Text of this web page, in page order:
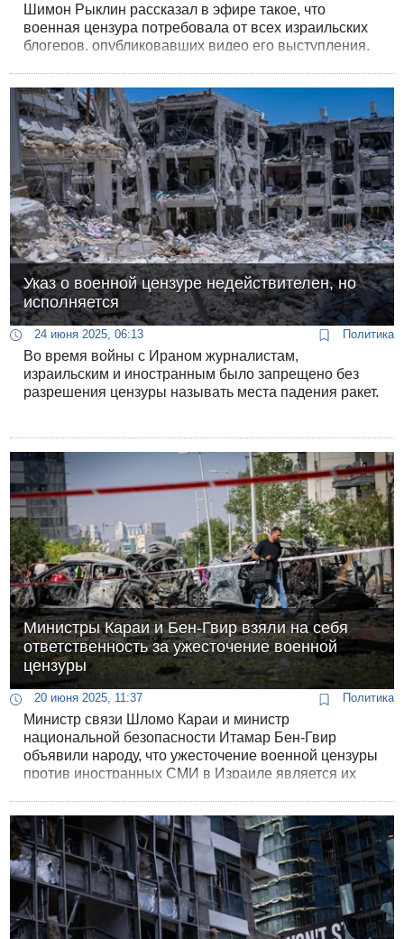
Шимон Рыклин рассказал в эфире такое, что
военная цензура потребовала от всех израильских
блогеров, опубликовавших видео его выступления,
Указ о военной цензуре недействителен, но
исполняется
24 июня 2025, 06:13 Политика
Во время войны с Ираном журналистам,
израильским и иностранным было запрещено без
разрешения цензуры называть места падения ракет.
Министры Караи и Бен-Гвир взяли на себя
ответственность за ужесточение военной
цензуры
20 июня 2025, 11:37 Политика
Министр связи Шломо Караи и министр
национальной безопасности Итамар Бен-Гвир
объявили народу, что ужесточение военной цензуры
против иностранных СМИ в Израиле является их
местах падения ракет..